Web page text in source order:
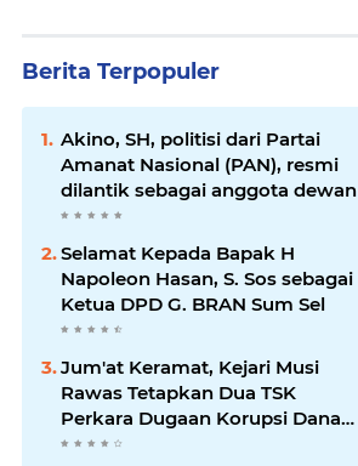
Berita Terpopuler
Akino, SH, politisi dari Partai
Amanat Nasional (PAN), resmi
dilantik sebagai anggota dewan
Selamat Kepada Bapak H
Napoleon Hasan, S. Sos sebagai
Ketua DPD G. BRAN Sum Sel
Jum'at Keramat, Kejari Musi
Rawas Tetapkan Dua TSK
Perkara Dugaan Korupsi Dana
Peremajaan PSR